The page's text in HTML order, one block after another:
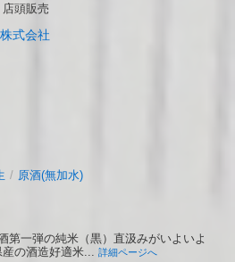
店頭販売
式会社
/ 原酒(無加水)
第一弾の純米（黒）直汲みがいよいよ
の酒造好適米... 詳細ページへ